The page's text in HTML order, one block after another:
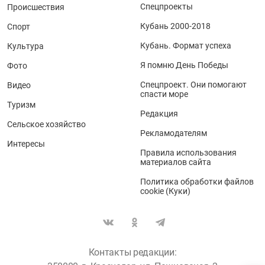
Происшествия
Спорт
Культура
Фото
Видео
Туризм
Сельское хозяйство
Интересы
Спецпроекты
Кубань 2000-2018
Кубань. Формат успеха
Я помню День Победы
Спецпроект. Они помогают
спасти море
Редакция
Рекламодателям
Правила использования
материалов сайта
Политика обработки файлов
cookie (Куки)
Контакты редакции: